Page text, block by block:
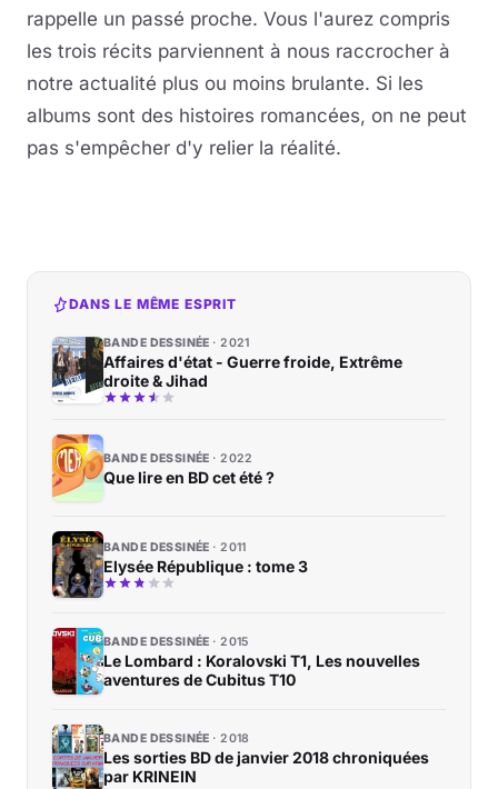
rappelle un passé proche. Vous l'aurez compris
les trois récits parviennent à nous raccrocher à
notre actualité plus ou moins brulante. Si les
albums sont des histoires romancées, on ne peut
pas s'empêcher d'y relier la réalité.
DANS LE MÊME ESPRIT
BANDE DESSINÉE 2021
Affaires d'état - Guerre froide, Extrême
droite & Jihad
BANDE DESSINÉE 2022
Que lire en BD cet été ?
BANDE DESSINÉE 2011
Elysée République : tome 3
BANDE DESSINÉE 2015
Le Lombard : Koralovski T1, Les nouvelles
aventures de Cubitus T10
BANDE DESSINÉE 2018
Les sorties BD de janvier 2018 chroniquées
par KRINEIN